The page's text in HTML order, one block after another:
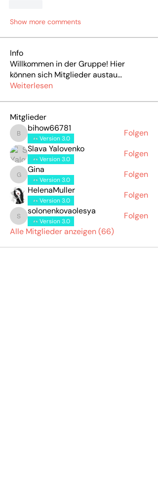
Show more comments
Info
Willkommen in der Gruppe! Hier
können sich Mitglieder austau...
Weiterlesen
Mitglieder
bihow66781
bihow66781
Version 3.0
Folgen
Slava Yalovenko
Version 3.0
Folgen
Gina
Gina
Version 3.0
Folgen
HelenaMuller
Version 3.0
Folgen
solonenkovaolesya
solonenkovaolesya
Version 3.0
Folgen
Alle Mitglieder anzeigen (66)